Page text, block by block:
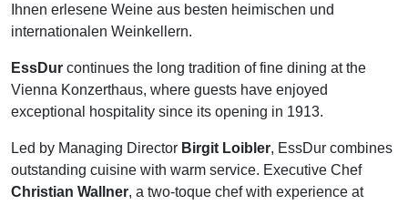
Ihnen erlesene Weine aus besten heimischen und
internationalen Weinkellern.
EssDur continues the long tradition of fine dining at the
Vienna Konzerthaus, where guests have enjoyed
exceptional hospitality since its opening in 1913.
Led by Managing Director Birgit Loibler, EssDur combines
outstanding cuisine with warm service. Executive Chef
Christian Wallner, a two-toque chef with experience at